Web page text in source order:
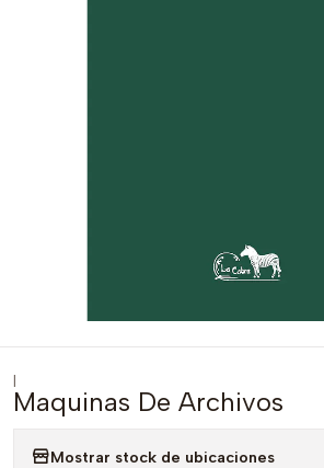
|
Maquinas De Archivos
Mostrar stock de ubicaciones